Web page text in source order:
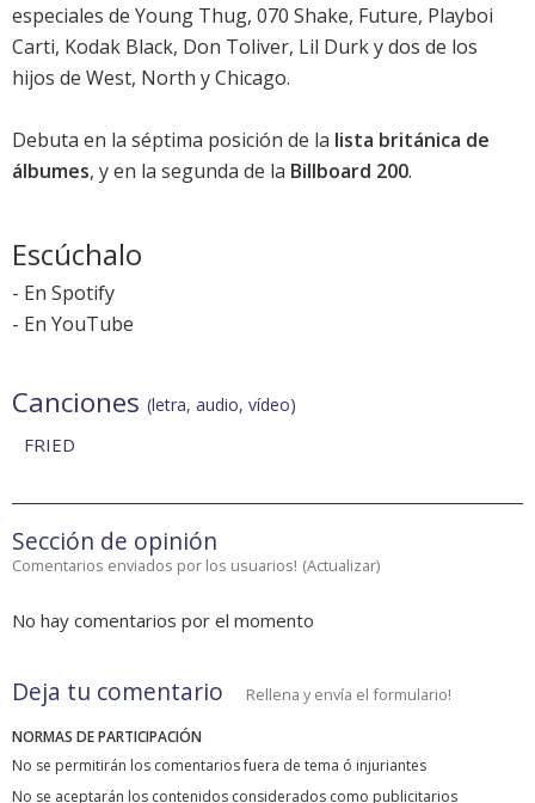
especiales de Young Thug, 070 Shake, Future, Playboi
Carti, Kodak Black, Don Toliver, Lil Durk y dos de los
hijos de West, North y Chicago.
Debuta en la séptima posición de la lista británica de
álbumes, y en la segunda de la Billboard 200.
Escúchalo
- En Spotify
- En YouTube
Canciones (letra, audio, vídeo)
FRIED
Sección de opinión
Comentarios enviados por los usuarios! (Actualizar)
No hay comentarios por el momento
Deja tu comentario Rellena y envía el formulario!
NORMAS DE PARTICIPACIÓN
No se permitirán los comentarios fuera de tema ó injuriantes
No se aceptarán los contenidos considerados como publicitarios